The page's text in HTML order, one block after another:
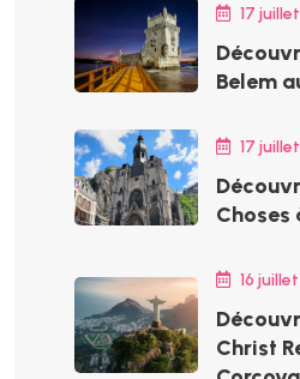
17
Belem
17
Choses
16
Christ